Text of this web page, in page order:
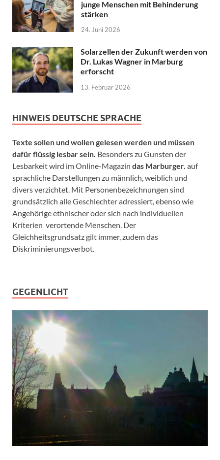
junge Menschen mit Behinderung
stärken
24. Juni 2026
Solarzellen der Zukunft werden von
Dr. Lukas Wagner in Marburg
erforscht
13. Februar 2026
HINWEIS DEUTSCHE SPRACHE
Texte sollen und wollen gelesen werden und müssen
dafür flüssig lesbar sein. Besonders zu Gunsten der
Lesbarkeit wird im Online-Magazin das Marburger. auf
sprachliche Darstellungen zu männlich, weiblich und
divers verzichtet. Mit Personenbezeichnungen sind
grundsätzlich alle Geschlechter adressiert, ebenso wie
Angehörige ethnischer oder sich nach individuellen
Kriterien verortende Menschen. Der
Gleichheitsgrundsatz gilt immer, zudem das
Diskriminierungsverbot.
GEGENLICHT